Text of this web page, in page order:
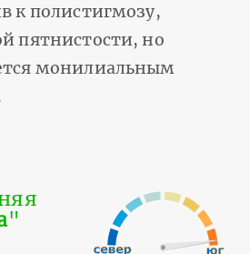
к полистигмозу,
пятнистости, но
монилиальным
"